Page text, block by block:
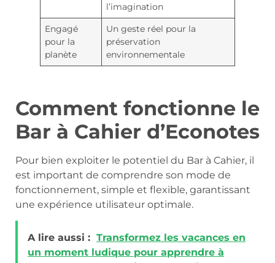
l’imagination
Engagé
pour la
planète
Un geste réel pour la
préservation
environnementale
Comment fonctionne le
Bar à Cahier d’Econotes
Pour bien exploiter le potentiel du Bar à Cahier, il
est important de comprendre son mode de
fonctionnement, simple et flexible, garantissant
une expérience utilisateur optimale.
A lire aussi : Transformez les vacances en
un moment ludique pour apprendre à